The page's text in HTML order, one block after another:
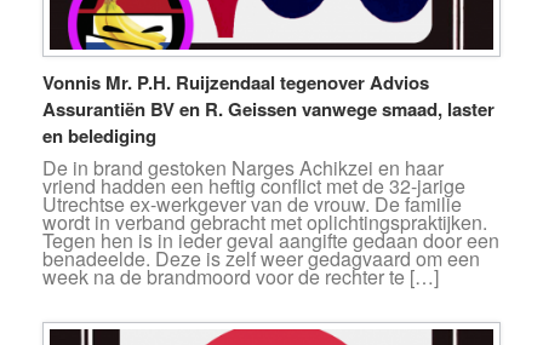
Vonnis Mr. P.H. Ruijzendaal tegenover Advios
Assurantiën BV en R. Geissen vanwege smaad, laster
en belediging
De in brand gestoken Narges Achikzei en haar
vriend hadden een heftig conflict met de 32-jarige
Utrechtse ex-werkgever van de vrouw. De familie
wordt in verband gebracht met oplichtingspraktijken.
Tegen hen is in ieder geval aangifte gedaan door een
benadeelde. Deze is zelf weer gedagvaard om een
week na de brandmoord voor de rechter te […]